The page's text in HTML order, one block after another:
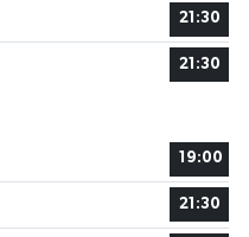
21:30
21:30
19:00
21:30